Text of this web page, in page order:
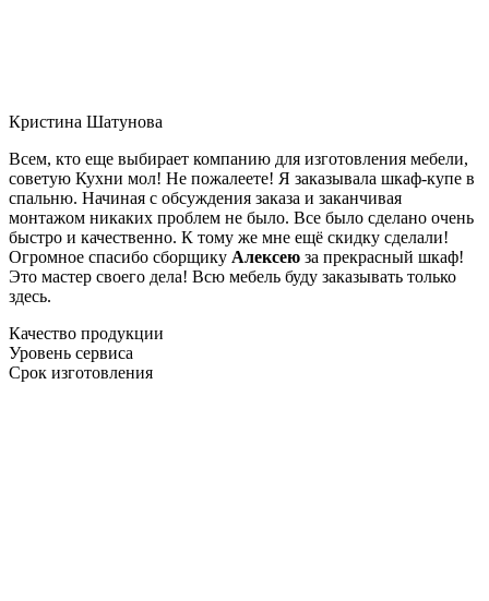
Кристина Шатунова
Всем, кто еще выбирает компанию для изготовления мебели,
советую Кухни мол! Не пожалеете! Я заказывала шкаф-купе в
спальню. Начиная с обсуждения заказа и заканчивая
монтажом никаких проблем не было. Все было сделано очень
быстро и качественно. К тому же мне ещё скидку сделали!
Огромное спасибо сборщику Алексею за прекрасный шкаф!
Это мастер своего дела! Всю мебель буду заказывать только
здесь.
Качество продукции
Уровень сервиса
Срок изготовления